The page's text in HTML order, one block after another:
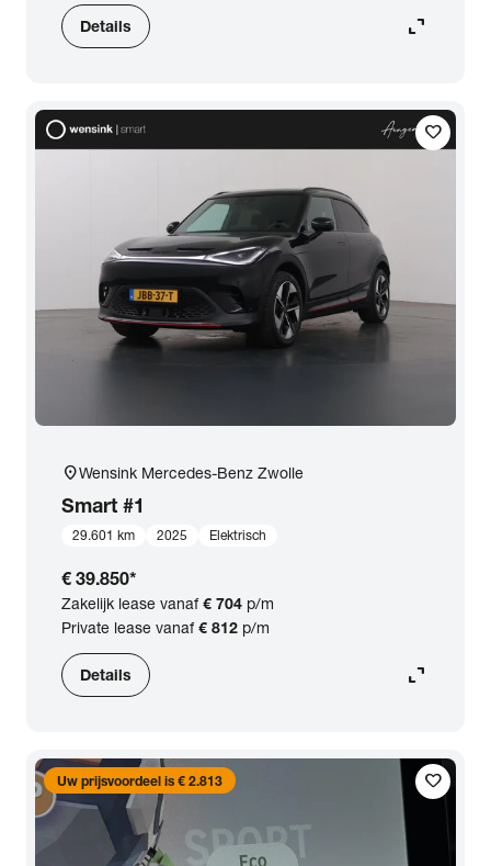
Details expand_content
favorite
location_onWensink Mercedes-Benz Zwolle
Smart #1
29.601 km 2025 Elektrisch
€ 39.850*
Zakelijk lease vanaf€ 704 p/m
Private lease vanaf€ 812 p/m
Details expand_content
favorite
Uw prijsvoordeel is € 2.813